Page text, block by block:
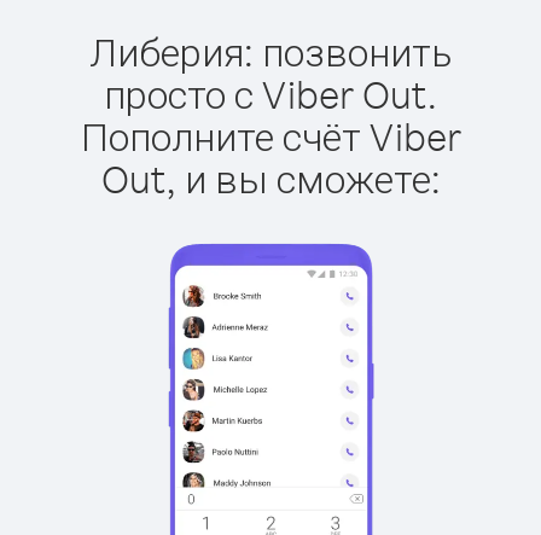
Либерия: позвонить
просто с Viber Out.
Пополните счёт Viber
Out, и вы сможете: